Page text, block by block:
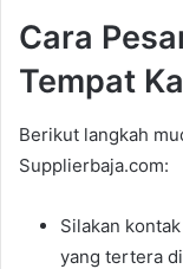
Cara
Tempat
Berikut langkah
Supplierbaja.com:
Silakan
yang tertera